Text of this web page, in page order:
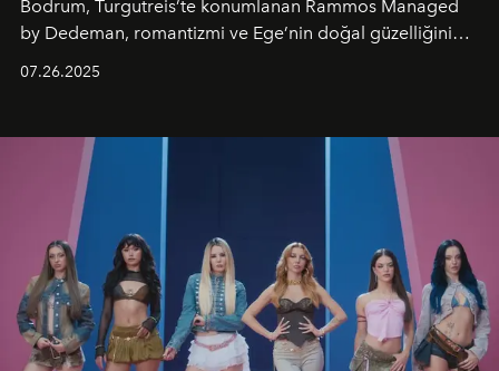
Bodrum, Turgutreis’te konumlanan Rammos Managed
by Dedeman, romantizmi ve Ege’nin doğal güzelliğini
07.26.2025